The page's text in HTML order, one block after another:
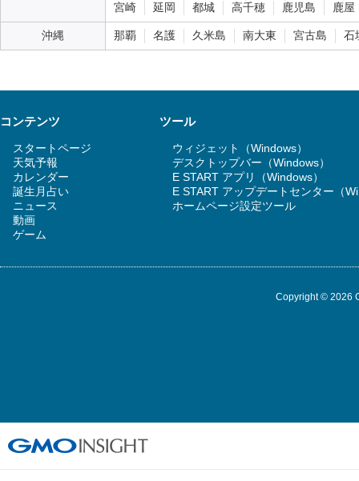
宮崎
延岡 都城 高千穂 鹿児島 鹿屋
沖縄 那覇 名護 久米島 南大東 宮古島 石
コンテンツ
スタートページ
天気予報
カレンダー
誕生月占い
ニュース
動画
ゲーム
ツール
ウィジェット（Windows）
デスクトップバー（Windows）
E START アプリ（Windows）
E START アップデートセンター（
ホームページ設定ツール
Copyright © 2026